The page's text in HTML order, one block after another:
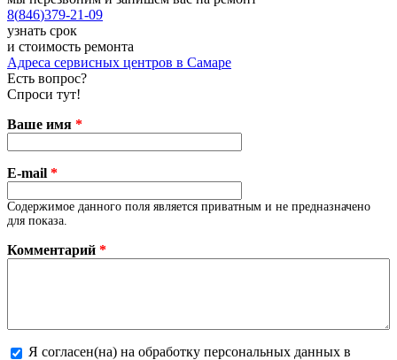
8(846)379-21-09
узнать срок
и стоимость ремонта
Адреса сервисных центров в Самаре
Есть вопрос?
Спроси тут!
Ваше имя *
E-mail *
Содержимое данного поля является приватным и не предназначено
для показа.
Комментарий *
Я согласен(на) на обработку персональных данных в